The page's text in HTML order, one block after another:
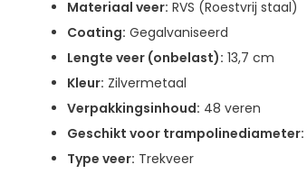
Materiaal veer: RVS (Roestvrij staal)
Coating: Gegalvaniseerd
Lengte veer (onbelast): 13,7 cm
Kleur: Zilvermetaal
Verpakkingsinhoud: 48 veren
Geschikt voor trampolinediameter:
Type veer: Trekveer